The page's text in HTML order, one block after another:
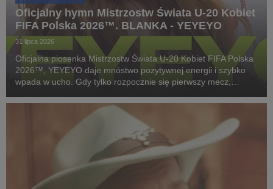
Oficjalny hymn Mistrzostw Świata U-20 Kobiet
FIFA Polska 2026™. BLANKA - YEYEYO
31 lipca 2026
Oficjalna piosenka Mistrzostw Świata U-20 Kobiet FIFA Polska
2026™, YEYEYO daje mnóstwo pozytywnej energii i szybko
wpada w ucho. Gdy tylko rozpocznie się pierwszy mecz,
tego utworu!